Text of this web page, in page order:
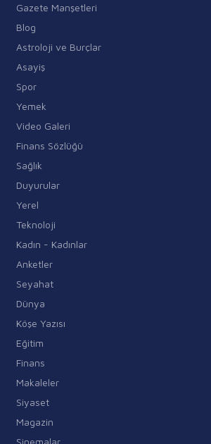
Gazete Manşetleri
Blog
Astroloji ve Burçlar
Asayiş
Spor
Yemek
Video Galeri
Finans Sözlüğü
Sağlık
Duyurular
Yerel
Teknoloji
Kadın - Kadınlar
Anketler
Seyahat
Dünya
Köşe Yazısı
Eğitim
Finans
Makaleler
Siyaset
Magazin
Sinemalar